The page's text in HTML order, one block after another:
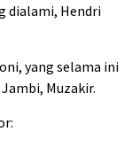
dialami, Hendri
yang selama ini
Muzakir.